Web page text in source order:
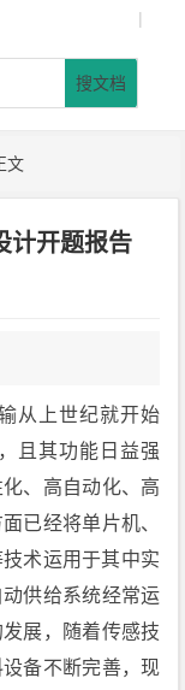
|
搜文档
文
计开题报告
从上世纪就开始
且其功能日益强
、高自动化、高
已经将单片机、
术运用于其中实
供给系统经常运
展，随着传感技
备不断完善，现